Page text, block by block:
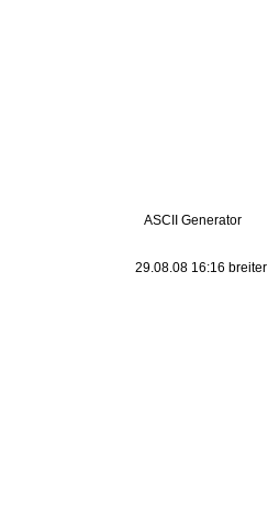
ASCII Generator
29.08.08 16:16 breiter